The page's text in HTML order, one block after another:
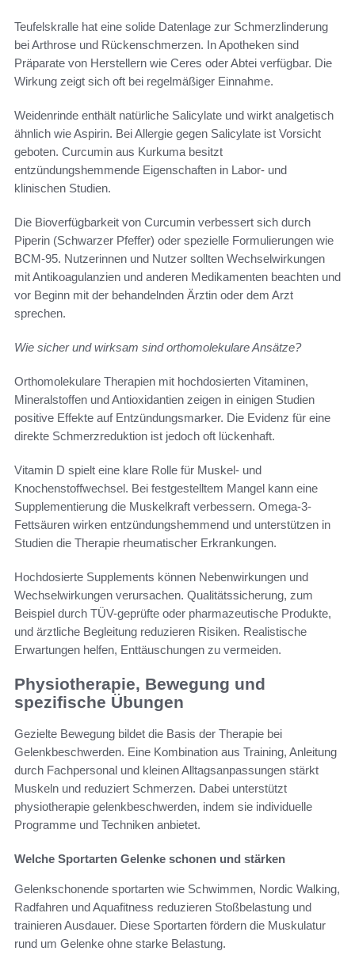
Teufelskralle hat eine solide Datenlage zur Schmerzlinderung
bei Arthrose und Rückenschmerzen. In Apotheken sind
Präparate von Herstellern wie Ceres oder Abtei verfügbar. Die
Wirkung zeigt sich oft bei regelmäßiger Einnahme.
Weidenrinde enthält natürliche Salicylate und wirkt analgetisch
ähnlich wie Aspirin. Bei Allergie gegen Salicylate ist Vorsicht
geboten. Curcumin aus Kurkuma besitzt
entzündungshemmende Eigenschaften in Labor- und
klinischen Studien.
Die Bioverfügbarkeit von Curcumin verbessert sich durch
Piperin (Schwarzer Pfeffer) oder spezielle Formulierungen wie
BCM-95. Nutzerinnen und Nutzer sollten Wechselwirkungen
mit Antikoagulanzien und anderen Medikamenten beachten und
vor Beginn mit der behandelnden Ärztin oder dem Arzt
sprechen.
Wie sicher und wirksam sind orthomolekulare Ansätze?
Orthomolekulare Therapien mit hochdosierten Vitaminen,
Mineralstoffen und Antioxidantien zeigen in einigen Studien
positive Effekte auf Entzündungsmarker. Die Evidenz für eine
direkte Schmerzreduktion ist jedoch oft lückenhaft.
Vitamin D spielt eine klare Rolle für Muskel- und
Knochenstoffwechsel. Bei festgestelltem Mangel kann eine
Supplementierung die Muskelkraft verbessern. Omega-3-
Fettsäuren wirken entzündungshemmend und unterstützen in
Studien die Therapie rheumatischer Erkrankungen.
Hochdosierte Supplements können Nebenwirkungen und
Wechselwirkungen verursachen. Qualitätssicherung, zum
Beispiel durch TÜV-geprüfte oder pharmazeutische Produkte,
und ärztliche Begleitung reduzieren Risiken. Realistische
Erwartungen helfen, Enttäuschungen zu vermeiden.
Physiotherapie, Bewegung und
spezifische Übungen
Gezielte Bewegung bildet die Basis der Therapie bei
Gelenkbeschwerden. Eine Kombination aus Training, Anleitung
durch Fachpersonal und kleinen Alltagsanpassungen stärkt
Muskeln und reduziert Schmerzen. Dabei unterstützt
physiotherapie gelenkbeschwerden, indem sie individuelle
Programme und Techniken anbietet.
Welche Sportarten Gelenke schonen und stärken
Gelenkschonende sportarten wie Schwimmen, Nordic Walking,
Radfahren und Aquafitness reduzieren Stoßbelastung und
trainieren Ausdauer. Diese Sportarten fördern die Muskulatur
rund um Gelenke ohne starke Belastung.